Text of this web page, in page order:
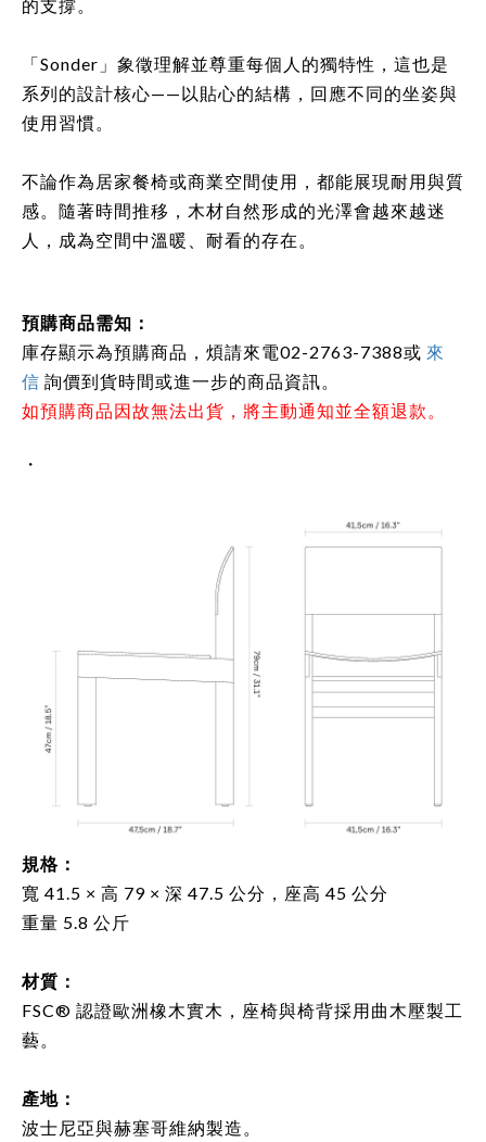
的支撐。
「Sonder」象徵理解並尊重每個人的獨特性，這也是
系列的設計核心——以貼心的結構，回應不同的坐姿與
使用習慣。
不論作為居家餐椅或商業空間使用，都能展現耐用與質
感。隨著時間推移，木材自然形成的光澤會越來越迷
人，成為空間中溫暖、耐看的存在。
預購商品需知：
庫存顯示為預購商品，煩請來電02-2763-7388或 來
信 詢價到貨時間或進一步的商品資訊。
如預購商品因故無法出貨，將主動通知並全額退款。
・
規格：
寬 41.5 × 高 79 × 深 47.5 公分，座高 45 公分
重量 5.8 公斤
材質：
FSC® 認證歐洲橡木實木，座椅與椅背採用曲木壓製工
藝。
產地：
波士尼亞與赫塞哥維納製造。